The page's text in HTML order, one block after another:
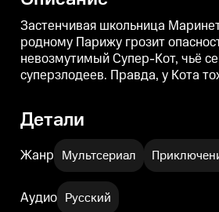
Застенчивая школьница
родному Парижу грозит
невозмутимый Супер-Кот, чьё
суперзлодеев. Правда, у Кота
Детали
Жанр Мультсериал
Аудио Русский